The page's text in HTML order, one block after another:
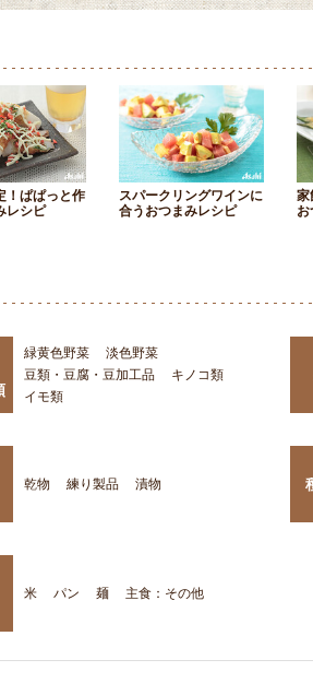
！ぱぱっと作
レシピ
スパークリングワインに
合うおつまみレシピ
家
お
緑黄色野菜
淡色野菜
豆類・豆腐・豆加工品
キノコ類
イモ類
乾物 練り製品 漬物
米 パン 麺 主食：その他